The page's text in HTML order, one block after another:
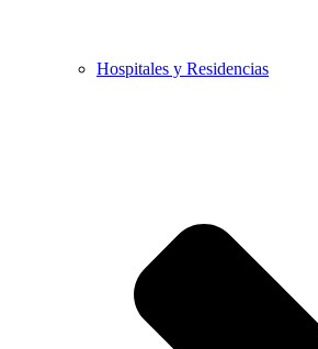
Hospitales y Residencias